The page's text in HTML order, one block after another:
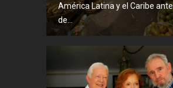
América Latina y el Caribe
de...